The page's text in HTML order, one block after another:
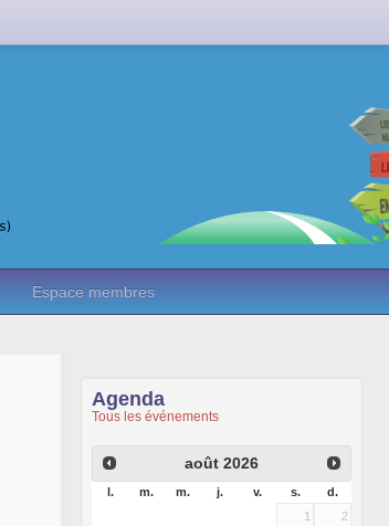
Espace membres
Agenda
Tous les événements
août 2026
l. m. m. j. v. s.
d.
1
2